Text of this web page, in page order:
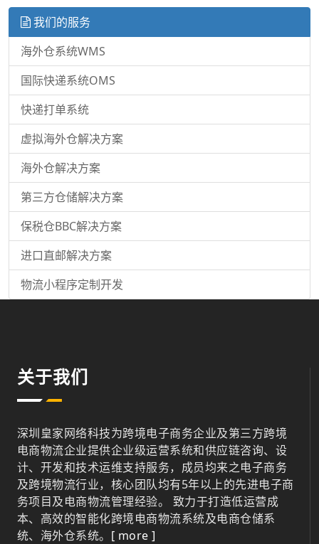
我们的服务
海外仓系统WMS
国际快递系统OMS
快递打单系统
虚拟海外仓解决方案
海外仓解决方案
第三方仓储解决方案
保税仓BBC解决方案
进口直邮解决方案
物流小程序定制开发
关于我们
深圳皇家网络科技为跨境电子商务企业及第三方跨境
电商物流企业提供企业级运营系统和供应链咨询、设
计、开发和技术运维支持服务，成员均来之电子商务
及跨境物流行业，核心团队均有5年以上的先进电子商
务项目及电商物流管理经验。 致力于打造低运营成
本、高效的智能化跨境电商物流系统及电商仓储系
统、海外仓系统。 [ more ]